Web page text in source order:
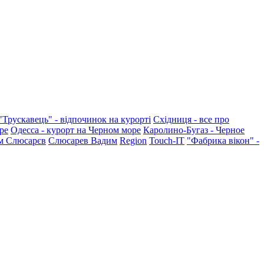
- відпочинок на курорті Східниця - все про
Одесса - курорт на Черном море Каролино-Бугаз - Черное
Слюсарєв Слюсарев Вадим Region Touch-IT "Фабрика вікон" -